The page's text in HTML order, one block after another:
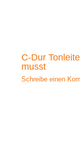
C-Dur
musst
Schreibe einen